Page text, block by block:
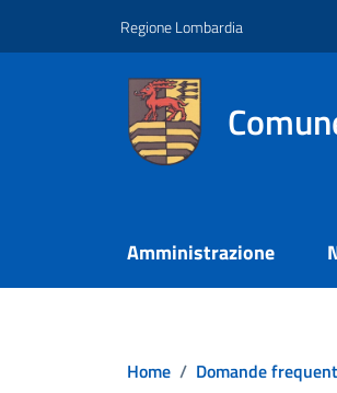
Regione Lombardia
Amministrazione
Home / Domande